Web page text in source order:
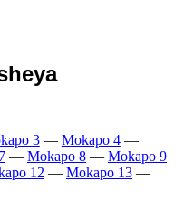
3— Mokapo 4—
— Mokapo 8 — Mokapo 9
12 — Mokapo 13 —